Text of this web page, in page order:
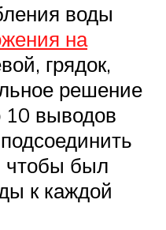
воды
на
грядок,
решение
10 выводов
чтобы был
к каждой